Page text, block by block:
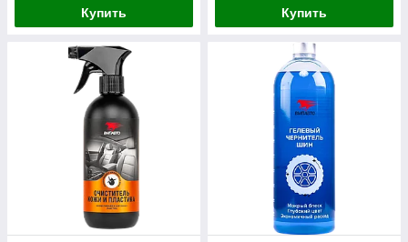
Купить Купить